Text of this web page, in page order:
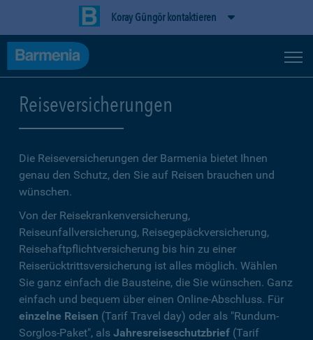
Koray Güngör kontaktieren
Reiseversicherungen
Die Reiseversicherungen der Barmenia bietet Ihnen
genau den Schutz, den Sie auf Reisen brauchen und
wünschen.
Von der Reisekrankenversicherung,
Reiseunfallversicherung, Reisegepäckversicherung,
Reisehaftpflichtversicherung bis hin zu einer
Reiserücktrittsversicherung ist alles möglich. Wählen
Sie ganz einfach die Bausteine, die Sie wünschen. Ganz
einfach und bequem über einen Online-Abschluss. Für
einzelne Reisen (Tarif Travel day) oder als "Rundum-
Sorglos-Paket", als Jahresreiseschutzbrief (Tarif